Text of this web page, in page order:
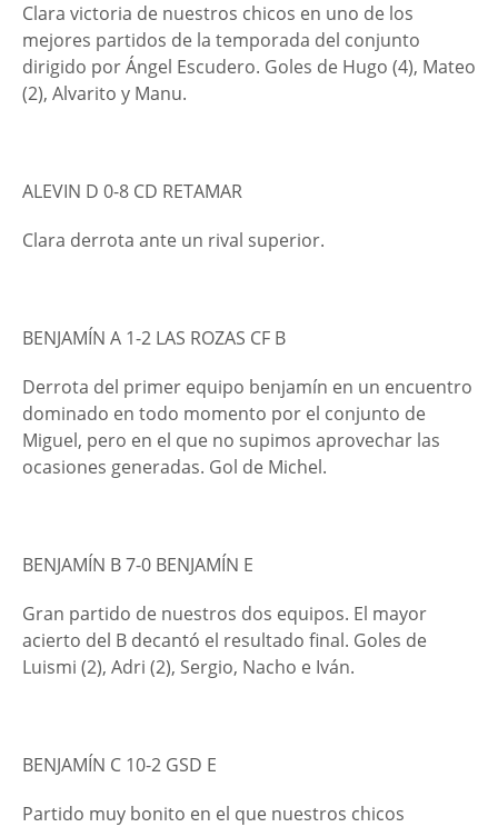
Clara victoria de nuestros chicos en uno de los
mejores partidos de la temporada del conjunto
dirigido por Ángel Escudero. Goles de Hugo (4), Mateo
(2), Alvarito y Manu.
ALEVIN D 0-8 CD RETAMAR
Clara derrota ante un rival superior.
BENJAMÍN A 1-2 LAS ROZAS CF B
Derrota del primer equipo benjamín en un encuentro
dominado en todo momento por el conjunto de
Miguel, pero en el que no supimos aprovechar las
ocasiones generadas. Gol de Michel.
BENJAMÍN B 7-0 BENJAMÍN E
Gran partido de nuestros dos equipos. El mayor
acierto del B decantó el resultado final. Goles de
Luismi (2), Adri (2), Sergio, Nacho e Iván.
BENJAMÍN C 10-2 GSD E
Partido muy bonito en el que nuestros chicos